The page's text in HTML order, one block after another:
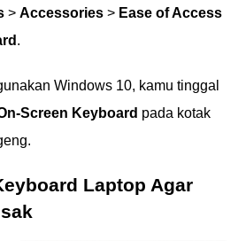
> Accessories > Ease of Access
.
Windows 10, kamu tinggal
Screen Keyboard pada kotak
Laptop Agar